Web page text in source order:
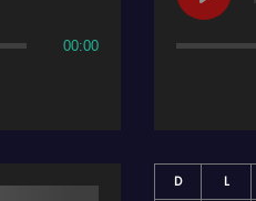
00:00
D L